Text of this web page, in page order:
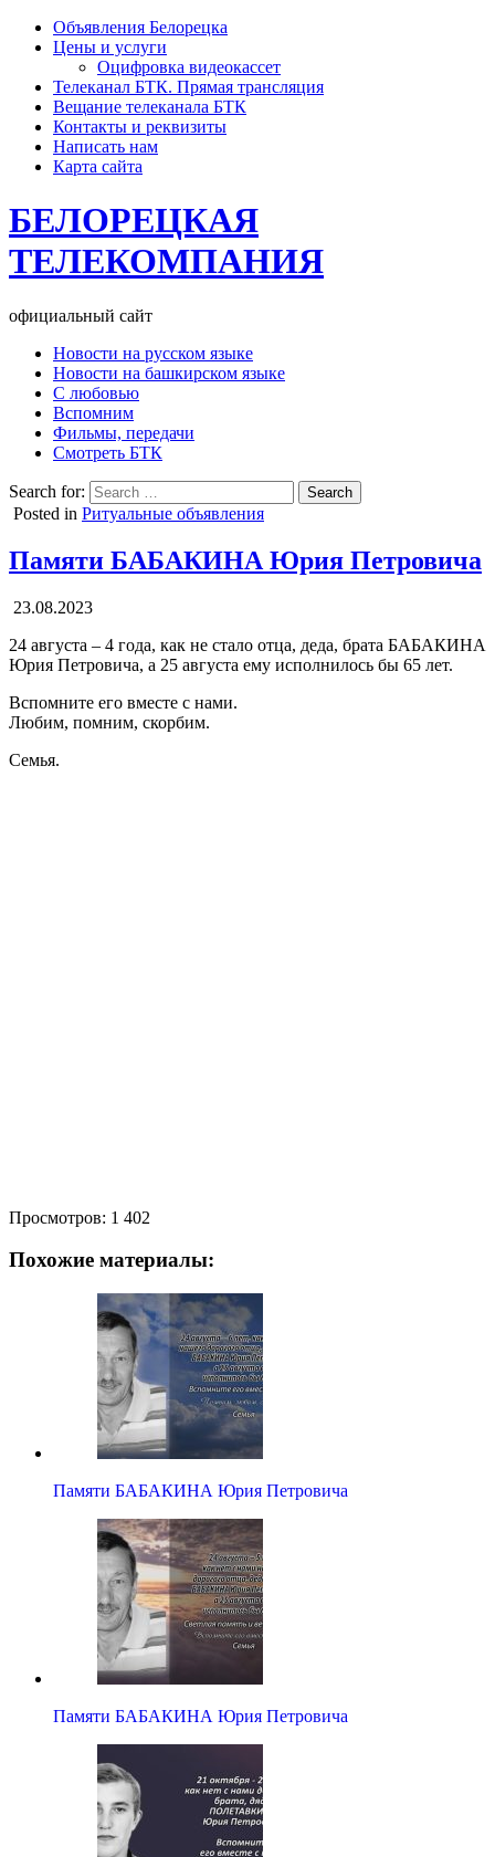
Объявления Белорецка
Цены и услуги
Оцифровка видеокассет
Телеканал БТК. Прямая трансляция
Вещание телеканала БТК
Контакты и реквизиты
Написать нам
Карта сайта
БЕЛОРЕЦКАЯ
ТЕЛЕКОМПАНИЯ
официальный сайт
Новости на русском языке
Новости на башкирском языке
С любовью
Вспомним
Фильмы, передачи
Смотреть БТК
Search for:
Posted in Ритуальные объявления
Памяти БАБАКИНА Юрия Петровича
23.08.2023
24 августа – 4 года, как не стало отца, деда, брата БАБАКИНА
Юрия Петровича, а 25 августа ему исполнилось бы 65 лет.
Вспомните его вместе с нами.
Любим, помним, скорбим.
Семья.
Просмотров: 1 402
Похожие материалы:
Памяти БАБАКИНА Юрия Петровича
Памяти БАБАКИНА Юрия Петровича